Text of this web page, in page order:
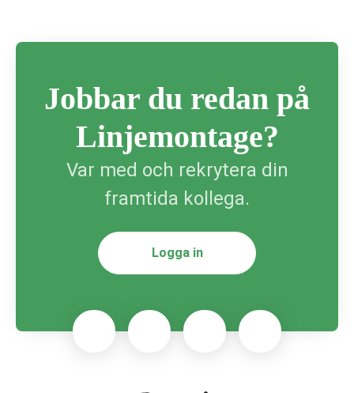
Jobbar du redan på
Linjemontage?
Var med och rekrytera din
framtida kollega.
Logga in